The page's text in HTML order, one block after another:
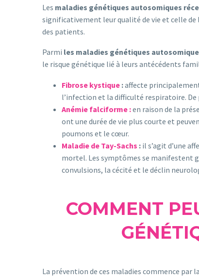
Les maladies génétiques autosomiques
significativement leur qualité de vie et celle
des patients.
Parmi les maladies génétiques
le risque génétique lié à leurs antécédents
Fibrose kystique :affecte
l’infection et la difficulté respiratoire.
Anémie falciforme :en raison de la
ont une durée de vie plus courte et
poumons et le cœur.
Maladie de Tay-Sachs : il s’agit d’une
mortel. Les symptômes se manifestent
convulsions, la cécité et le déclin
COMMENT
La prévention de ces maladies commence par